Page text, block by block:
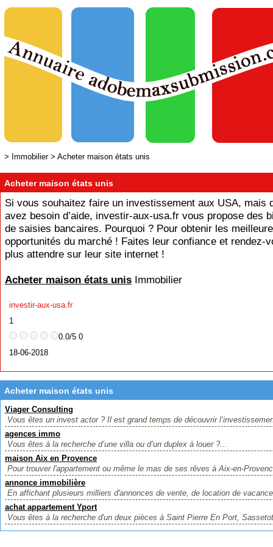
> Immobilier> Acheter maison états unis
Acheter maison états unis
Si vous souhaitez faire un investissement aux USA, mais
avez besoin d’aide, investir-aux-usa.fr vous propose des
de saisies bancaires. Pourquoi ? Pour obtenir les
opportunités du marché ! Faites leur confiance et rendez-
plus attendre sur leur site internet !
Acheter maison états unis Immobilier
investir-aux-usa.fr
1
0.0/5 0
18-06-2018
Acheter maison états unis
Viager Consulting
Vous êtes un invest actor ? Il est grand temps de découvrir
agences immo
Vous êtes à la recherche d’une villa ou d’un duplex à louer ?...
maison Aix en Provence
Pour trouver l'appartement ou même le mas de ses rêves à Aix-en-
annonce immobilière
En affichant plusieurs milliers d'annonces de vente, de location de
achat appartement Yport
Vous êtes à la recherche d'un deux pièces à Saint Pierre En Port,